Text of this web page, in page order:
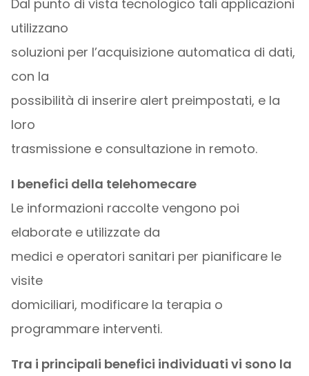
Dal punto di vista tecnologico tali applicazioni
utilizzano
soluzioni per l’acquisizione automatica di dati,
con la
possibilità di inserire alert preimpostati, e la
loro
trasmissione e consultazione in remoto.
I benefici della telehomecare
Le informazioni raccolte vengono poi
elaborate e utilizzate da
medici e operatori sanitari per pianificare le
visite
domiciliari, modificare la terapia o
programmare interventi.
Tra i principali benefici individuati vi sono la